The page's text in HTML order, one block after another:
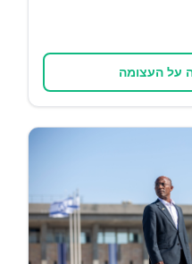
על העצומה